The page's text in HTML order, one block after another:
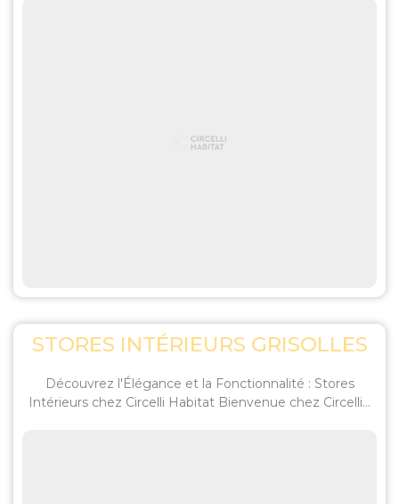
STORES INTÉRIEURS GRISOLLES
Découvrez l'Élégance et la Fonctionnalité : Stores
Intérieurs chez Circelli Habitat Bienvenue chez Circelli...